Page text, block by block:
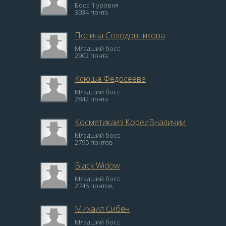
Босс 1 уровня
3034 понта
Полина Солодовникова
Младший босс
2902 понта
Ксюша Федосеева
Младший босс
2842 понта
Косметикаиз КореиВналичии
Младший босс
2795 понтов
Black Widow
Младший босс
2745 понтов
Михаил Сибен
Младший босс